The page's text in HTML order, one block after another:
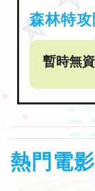
森林特
暫時無
熱門電